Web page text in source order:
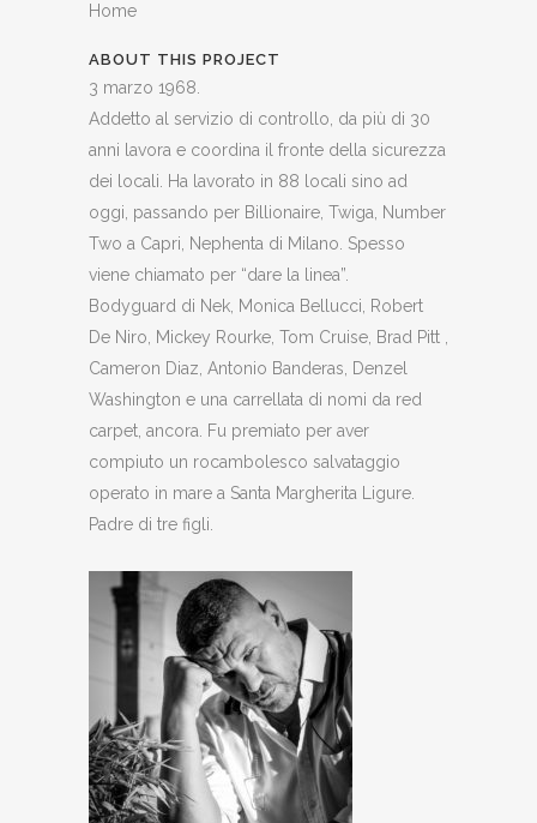
Home
ABOUT THIS PROJECT
3 marzo 1968.
Addetto al servizio di controllo, da più di 30
anni lavora e coordina il fronte della sicurezza
dei locali. Ha lavorato in 88 locali sino ad
oggi, passando per Billionaire, Twiga, Number
Two a Capri, Nephenta di Milano. Spesso
viene chiamato per “dare la linea”.
Bodyguard di Nek, Monica Bellucci, Robert
De Niro, Mickey Rourke, Tom Cruise, Brad Pitt ,
Cameron Diaz, Antonio Banderas, Denzel
Washington e una carrellata di nomi da red
carpet, ancora. Fu premiato per aver
compiuto un rocambolesco salvataggio
operato in mare a Santa Margherita Ligure.
Padre di tre figli.